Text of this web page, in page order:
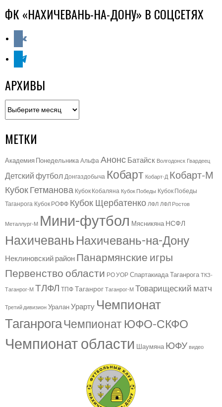
ФК «НАХИЧЕВАНЬ-НА-ДОНУ» В СОЦСЕТЯХ
telegram
АРХИВЫ
МЕТКИ
Академия Понедельника Альфа Анонс Батайск Волгодонск Гвардеец
Детский футбол Донгаздобыча Кобарт Кобарт-Д Кобарт-М
Кубок Гетманова Кубок Кобаляна Кубок Победы Кубок Победы
Таганрога Кубок РОФФ Кубок Щербатенко ЛФЛ ЛФЛ Ростов
Металлург-М Мини-футбол Мясникяна НСФЛ
Нахичевань Нахичевань-на-Дону
Неклиновский район Панармянские игры
Первенство области РО УОР Спартакиада Таганрога ТКЗ-
Таганрог-М ТЛФЛ ТПФ Таганрог Таганрог-М Товарищеский матч
Третий дивизион УраланУрарту Чемпионат
ТаганрогаЧемпионат ЮФО-СКФО
Чемпионат области Шаумяна ЮФУ видео